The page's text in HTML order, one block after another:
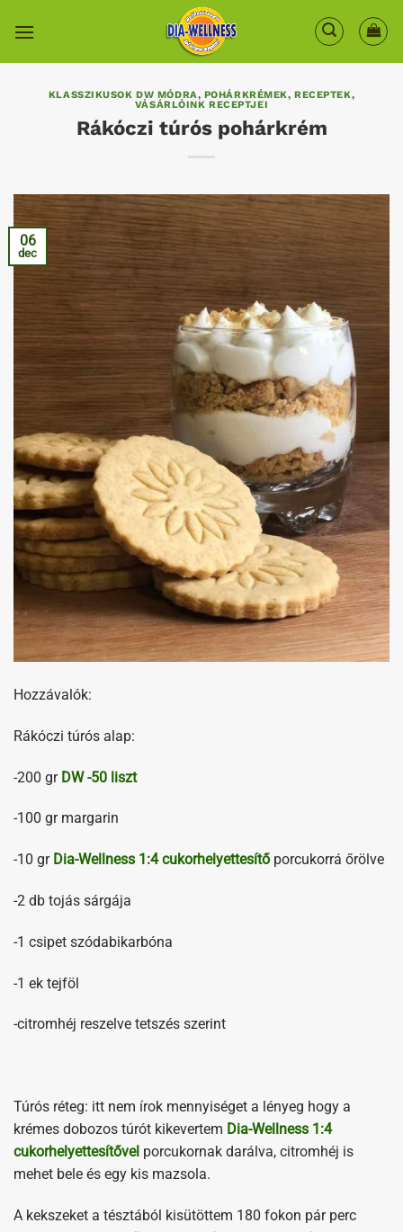
KLASSZIKUSOK DW MÓDRA, POHÁRKRÉMEK,RECEPTEK,
VÁSÁRLÓINK RECEPTJEI
Rákóczi túrós pohárkrém
06
dec
Hozzávalók:
Rákóczi túrós alap:
-200 gr DW -50 liszt
-100 gr margarin
-10 gr Dia-Wellness 1:4 cukorhelyettesítő porcukorrá őrölve
-2 db tojás sárgája
-1 csipet szódabikarbóna
-1 ek tejföl
-citromhéj reszelve tetszés szerint
Túrós réteg: itt nem írok mennyiséget a lényeg hogy a
krémes dobozos túrót kikevertem Dia-Wellness 1:4
cukorhelyettesítővel porcukornak darálva, citromhéj is
mehet bele és egy kis mazsola.
A kekszeket a tésztából kisütöttem 180 fokon pár perc